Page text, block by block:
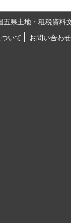
五県土地・租税資料
いて
お問い合わせ